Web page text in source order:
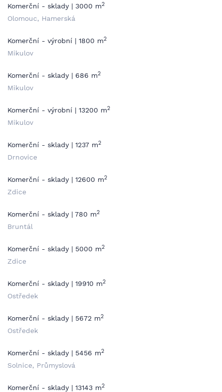
Komerční - sklady | 3000 m2
Olomouc, Hamerská
Komerční - výrobní | 1800 m2
Mikulov
Komerční - sklady | 686 m2
Mikulov
Komerční - výrobní | 13200 m2
Mikulov
Komerční - sklady | 1237 m2
Drnovice
Komerční - sklady | 12600 m2
Zdice
Komerční - sklady | 780 m2
Bruntál
Komerční - sklady | 5000 m2
Zdice
Komerční - sklady | 19910 m2
Ostředek
Komerční - sklady | 5672 m2
Ostředek
Komerční - sklady | 5456 m2
Solnice, Průmyslová
Komerční - sklady | 13143 m2